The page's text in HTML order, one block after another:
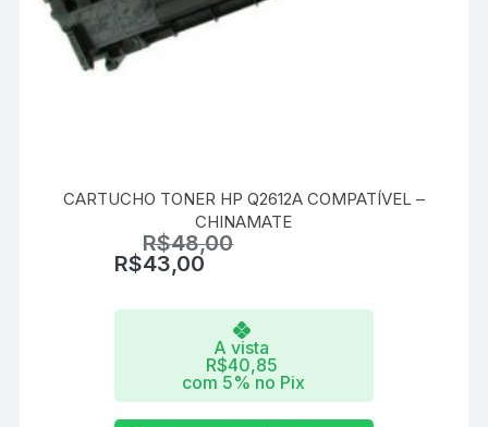
CARTUCHO TONER HP Q2612A COMPATÍVEL –
CHINAMATE
R$48,00
R$43,00
A vista
R$40,85
com 5% no Pix